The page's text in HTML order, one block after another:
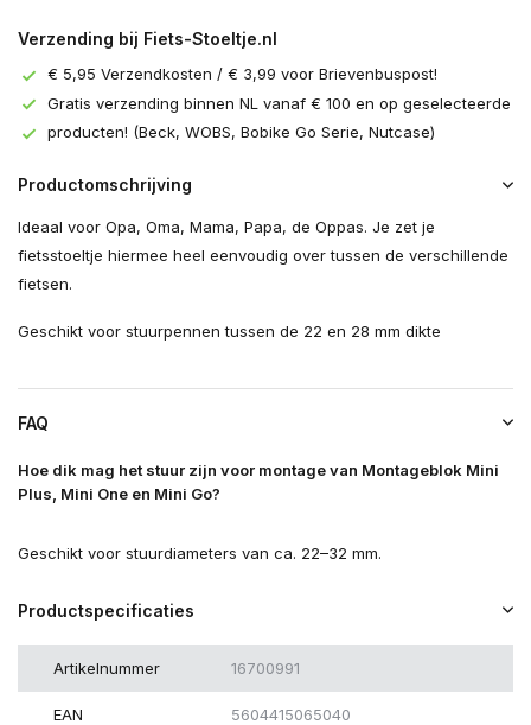
Verzending bij Fiets-Stoeltje.nl
€ 5,95 Verzendkosten / € 3,99 voor Brievenbuspost!
Gratis verzending binnen NL vanaf € 100 en op geselecteerde
producten! (Beck, WOBS, Bobike Go Serie, Nutcase)
Productomschrijving
Ideaal voor Opa, Oma, Mama, Papa, de Oppas. Je zet je
fietsstoeltje hiermee heel eenvoudig over tussen de verschillende
fietsen.
Geschikt voor stuurpennen tussen de 22 en 28 mm dikte
FAQ
Hoe dik mag het stuur zijn voor montage van Montageblok Mini
Plus, Mini One en Mini Go?
Geschikt voor stuurdiameters van ca. 22–32 mm.
Productspecificaties
Artikelnummer 16700991
EAN 5604415065040